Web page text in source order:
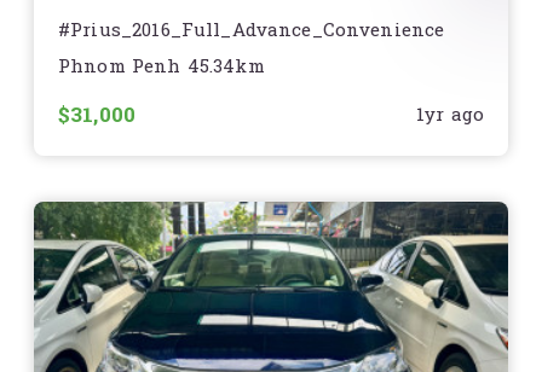
#Prius_2016_Full_Advance_Convenience
ឡានDealer ថ្នាំហ្សុិន១ជុំ⛽️ 4.8L/100km in city ?.
______//__________
✨Exterior : White Peal
✨Year : 2016
✨Model : Prius full option 4 advance
premium convenience.
Phnom Penh 45.34km
$31,000 1yr ago